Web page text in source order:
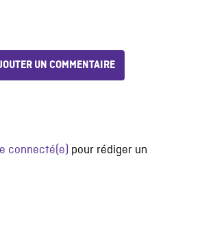
UN COMMENTAIRE
connecté(e) pour rédiger un